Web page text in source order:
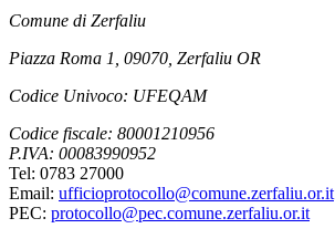
Comune di Zerfaliu
Piazza Roma 1, 09070, Zerfaliu OR
Codice Univoco: UFEQAM
Codice fiscale: 80001210956
P.IVA: 00083990952
Tel: 0783 27000
Email: ufficioprotocollo@comune.zerfaliu.or.it
PEC: protocollo@pec.comune.zerfaliu.or.it